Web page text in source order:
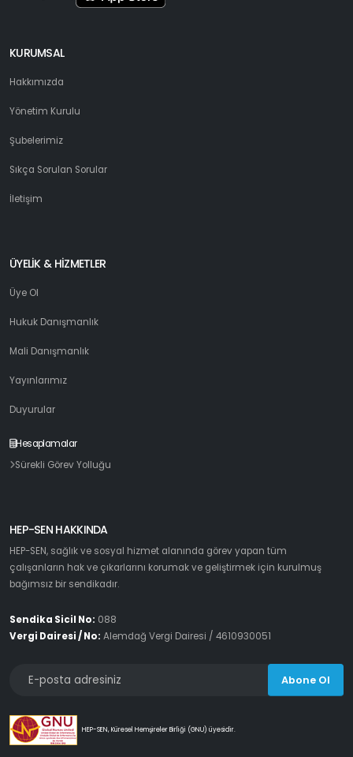
KURUMSAL
Hakkımızda
Yönetim Kurulu
Şubelerimiz
Sıkça Sorulan Sorular
İletişim
ÜYELİK & HİZMETLER
Üye Ol
Hukuk Danışmanlık
Mali Danışmanlık
Yayınlarımız
Duyurular
Hesaplamalar
Sürekli Görev Yolluğu
HEP-SEN HAKKINDA
HEP-SEN, sağlık ve sosyal hizmet alanında görev yapan tüm
çalışanların hak ve çıkarlarını korumak ve geliştirmek için kurulmuş
bağımsız bir sendikadır.
Sendika Sicil No: 088
Vergi Dairesi / No: Alemdağ Vergi Dairesi / 4610930051
Abone Ol
HEP-SEN, Küresel Hemşireler Birliği (GNU) üyesidir.